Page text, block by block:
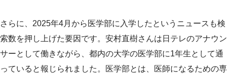
さらに、2025年4月から医学部に入学したというニュースも検
索数を押し上げた要因です。安村直樹さんは日テレのアナウン
サーとして働きながら、都内の大学の医学部に1年生として通
っていると報じられました。医学部とは、医師になるための専